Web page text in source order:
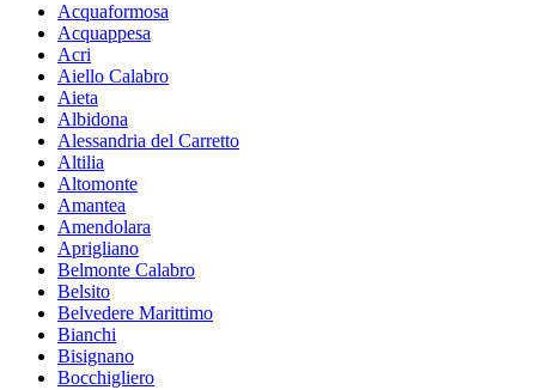
Acquaformosa
Acquappesa
Acri
Aiello Calabro
Aieta
Albidona
Alessandria del Carretto
Altilia
Altomonte
Amantea
Amendolara
Aprigliano
Belmonte Calabro
Belsito
Belvedere Marittimo
Bianchi
Bisignano
Bocchigliero